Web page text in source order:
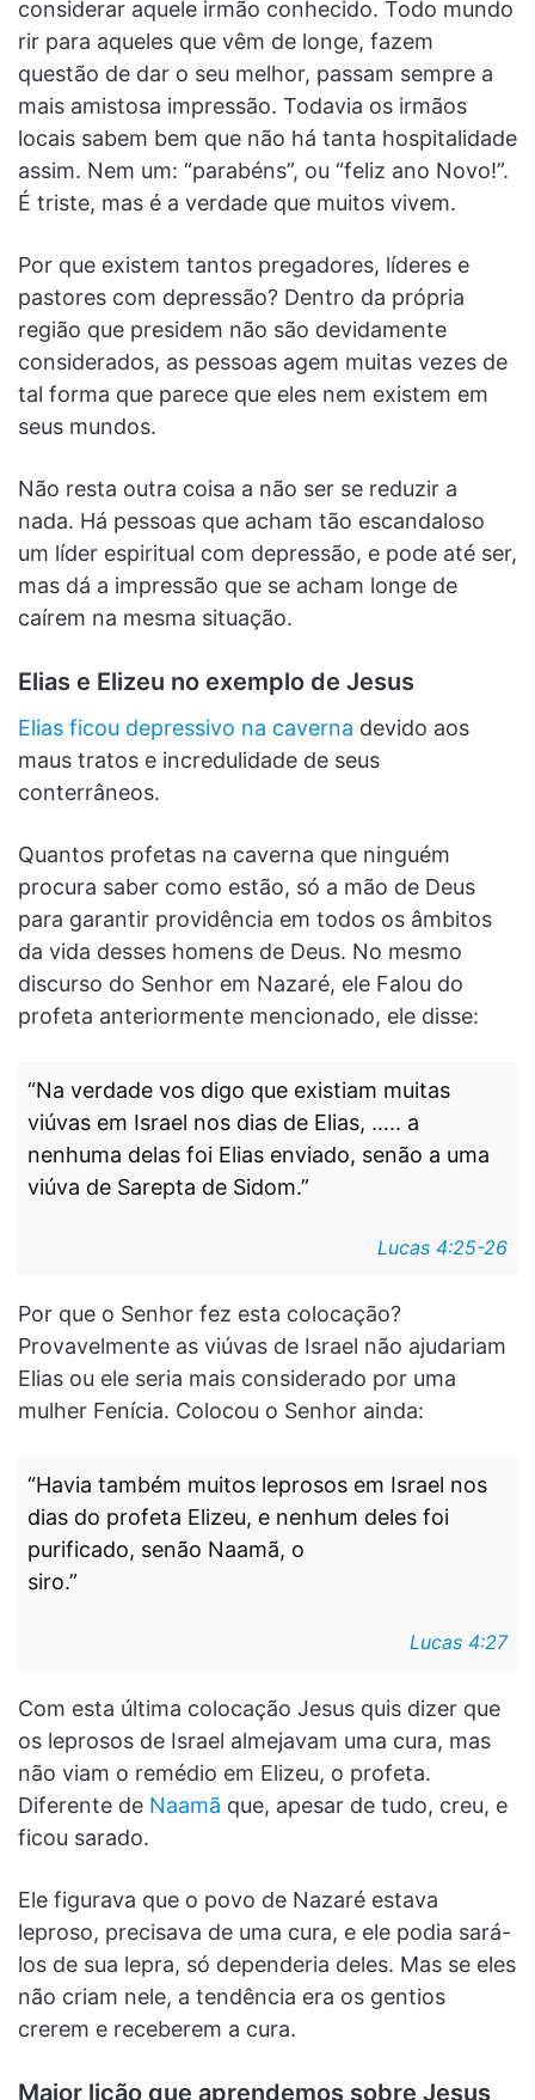
considerar aquele irmão conhecido. Todo mundo
rir para aqueles que vêm de longe, fazem
questão de dar o seu melhor, passam sempre a
mais amistosa impressão. Todavia os irmãos
locais sabem bem que não há tanta hospitalidade
assim. Nem um: “parabéns”, ou “feliz ano Novo!”.
É triste, mas é a verdade que muitos vivem.
Por que existem tantos pregadores, líderes e
pastores com depressão? Dentro da própria
região que presidem não são devidamente
considerados, as pessoas agem muitas vezes de
tal forma que parece que eles nem existem em
seus mundos.
Não resta outra coisa a não ser se reduzir a
nada. Há pessoas que acham tão escandaloso
um líder espiritual com depressão, e pode até ser,
mas dá a impressão que se acham longe de
caírem na mesma situação.
Elias e Elizeu no exemplo de Jesus
Elias ficou depressivo na caverna devido aos
maus tratos e incredulidade de seus
conterrâneos.
Quantos profetas na caverna que ninguém
procura saber como estão, só a mão de Deus
para garantir providência em todos os âmbitos
da vida desses homens de Deus. No mesmo
discurso do Senhor em Nazaré, ele Falou do
profeta anteriormente mencionado, ele disse:
“Na verdade vos digo que existiam muitas
viúvas em Israel nos dias de Elias, ….. a
nenhuma delas foi Elias enviado, senão a uma
viúva de Sarepta de Sidom.”
Lucas 4:25-26
Por que o Senhor fez esta colocação?
Provavelmente as viúvas de Israel não ajudariam
Elias ou ele seria mais considerado por uma
mulher Fenícia. Colocou o Senhor ainda:
“Havia também muitos leprosos em Israel nos
dias do profeta Elizeu, e nenhum deles foi
purificado, senão Naamã, o
siro.”
Lucas 4:27
Com esta última colocação Jesus quis dizer que
os leprosos de Israel almejavam uma cura, mas
não viam o remédio em Elizeu, o profeta.
Diferente de Naamã que, apesar de tudo, creu, e
ficou sarado.
Ele figurava que o povo de Nazaré estava
leproso, precisava de uma cura, e ele podia sará-
los de sua lepra, só dependeria deles. Mas se eles
não criam nele, a tendência era os gentios
crerem e receberem a cura.
Maior lição que aprendemos sobre Jesus